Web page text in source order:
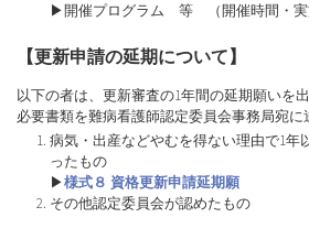
▶開催プログラム 等 （開催時間・実
【更新申請の延期について】
以下の者は、更新審査の1年間の延期願いを
必要書類を難病看護師認定委員会事務局宛に
病気・出産などやむを得ない理由で1年
ったもの
▶様式８ 資格更新申請延期願
その他認定委員会が認めたもの